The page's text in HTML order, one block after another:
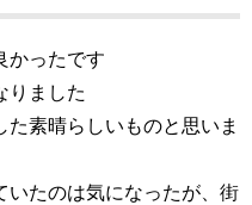
かったです
りました
素晴らしいものと思いま
いたのは気になったが、街